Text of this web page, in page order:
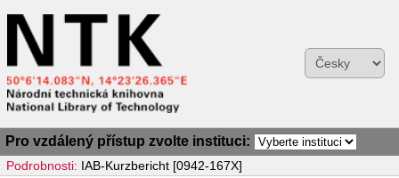
Pro vzdálený přístup zvolte instituci:
Podrobnosti: IAB-Kurzbericht [0942-167X]